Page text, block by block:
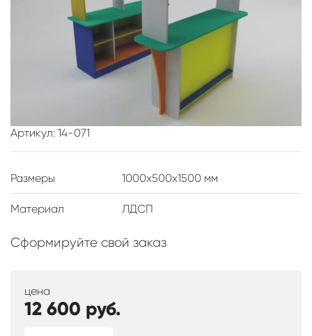
Артикул: 14-071
Размеры 1000x500x1500 мм
Материал ЛДСП
Сформируйте свой заказ
цена
12 600 руб.